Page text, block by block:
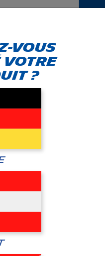
(CH) collecte et
répondre à vos
qui doivent être
que justificatifs,
vous
votre
?